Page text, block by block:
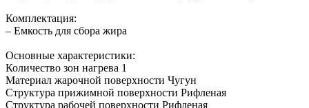
Комплектация:
– Емкость для сбора жира
Основные характеристики:
Количество зон нагрева 1
Материал жарочной поверхности Чугун
Структура прижимной поверхности Рифленая
Структура рабочей поверхности Рифленая